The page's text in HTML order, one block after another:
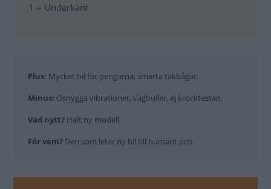
1 = Underkänt
Plus: Mycket bil för pengarna, smarta takbågar.
Minus: Osnygga vibrationer, vägbuller, ej krocktestad.
Vad nytt? Helt ny modell.
För vem? Den som letar ny bil till humant pris.